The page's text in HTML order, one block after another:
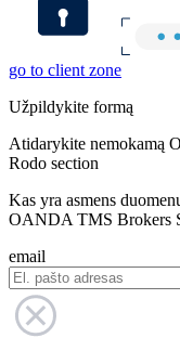
go to client zone
Užpildykite formą
Atidarykite nemokamą
Rodo section
Kas yra asmens
OANDA TMS Brokers
email